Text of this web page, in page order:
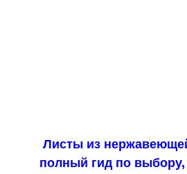
Листы из
полный гид по